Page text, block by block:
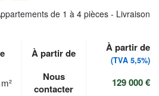
de 1 à 4 pièces - Livraison
À partir de À partir de
(TVA 5,5%)
Nous
contacter
129 000 €